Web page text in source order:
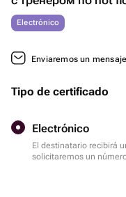
Electrónico
Enviaremos un
Tipo de certificado
Electrónico
El destinatario recibirá
solicitaremos un